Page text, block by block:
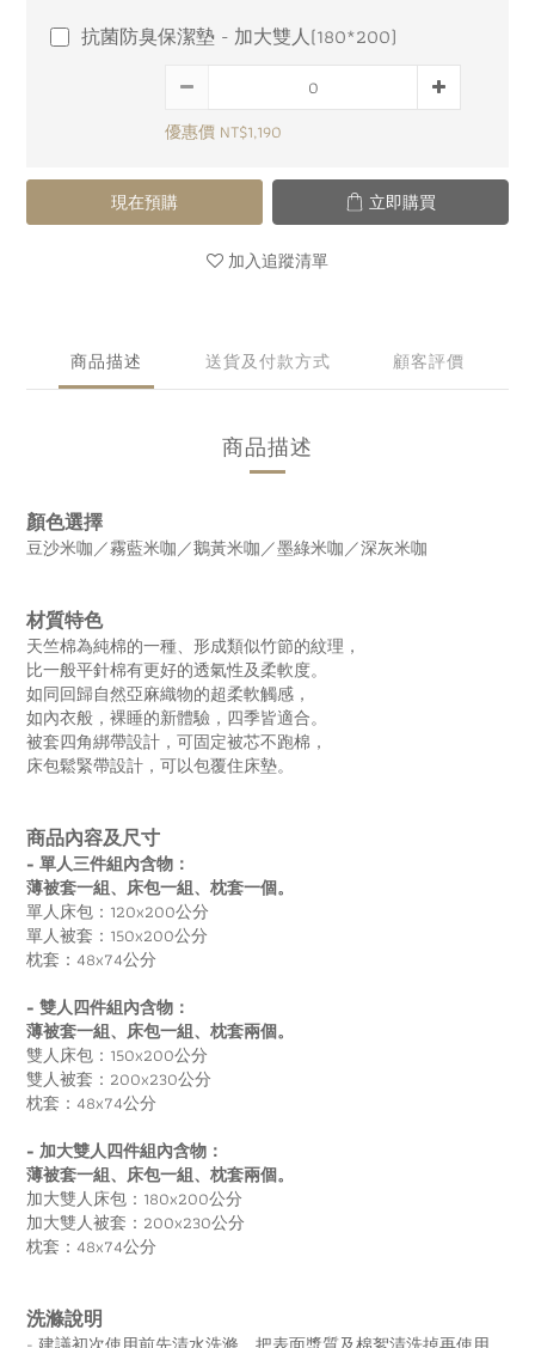
抗菌防臭保潔墊 - 加大雙人(180*200)
優惠價 NT$1,190
現在預購 立即購買
加入追蹤清單
商品描述 送貨及付款方式 顧客評價
商品描述
顏色選擇
豆沙米咖／霧藍米咖／鵝黃米咖／墨綠米咖／深灰米咖
材質特色
天竺棉為純棉的一種、形成類似竹節的紋理，
比一般平針棉有更好的透氣性及柔軟度。
如同回歸自然亞麻織物的超柔軟觸感，
如內衣般，裸睡的新體驗，四季皆適合。
被套四角綁帶設計，可固定被芯不跑棉，
床包鬆緊帶設計，可以包覆住床墊。
商品內容及尺寸
- 單人三件組內含物：
薄被套一組、床包一組、枕套一個。
單人床包：120x200公分
單人被套：150x200公分
枕套：48x74公分
- 雙人四件組內含物：
薄被套一組、床包一組、枕套兩個。
雙人床包：150x200公分
雙人被套：200x230公分
枕套：48x74公分
- 加大雙人四件組內含物：
薄被套一組、床包一組、枕套兩個。
加大雙人床包：180x200公分
加大雙人被套：200x230公分
枕套：48x74公分
洗滌說明